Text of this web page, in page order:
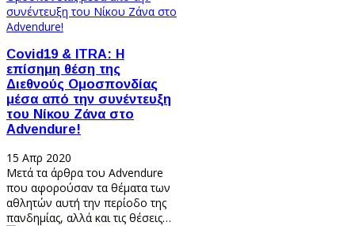
Covid19 & ITRA: Η
επίσημη θέση της
Διεθνούς Ομοσπονδίας
μέσα από την συνέντευξη
του Νίκου Ζάνα στο
Advendure!
15 Απρ 2020
Μετά τα άρθρα του Advendure
που αφορούσαν τα θέματα των
αθλητών αυτή την περίοδο της
πανδημίας, αλλά και τις θέσεις…